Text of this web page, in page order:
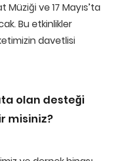
Müziği ve 17 Mayıs’ta
Bu etkinlikler
davetlisi
olan desteği
misiniz?